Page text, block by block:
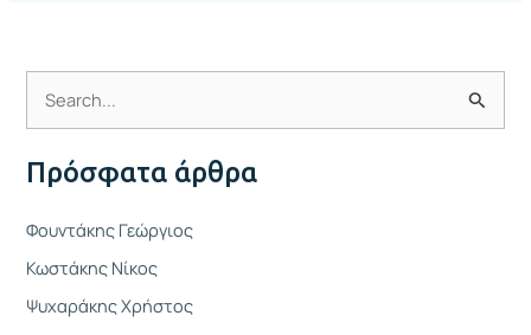
α
ή
τ
η
Πρόσφατα άρθρα
Φουντάκης Γεώργιος
Κωστάκης Νίκος
Ψυχαράκης Χρήστος